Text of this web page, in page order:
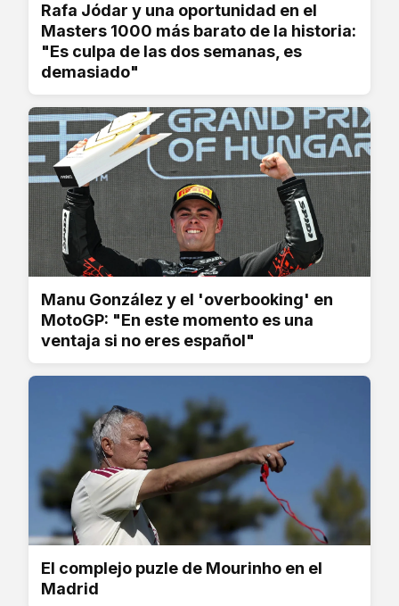
Rafa Jódar y una oportunidad en el
Masters 1000 más barato de la historia:
"Es culpa de las dos semanas, es
demasiado"
Manu González y el 'overbooking' en
MotoGP: "En este momento es una
ventaja si no eres español"
El complejo puzle de Mourinho en el
Madrid